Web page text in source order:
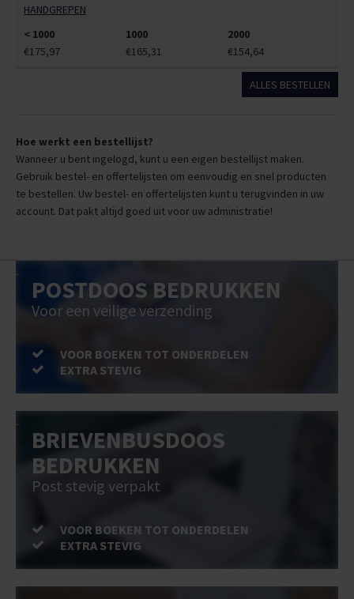
HANDGREPEN
< 1000
1000
2000
€175,97
€165,31 €154,64
ALLES BESTELLEN
Hoe werkt een bestellijst?
Wanneer u bent ingelogd, kunt u een eigen bestellijst maken.
Gebruik bestel- en offertelijsten om eenvoudig en snel producten
te bestellen. Uw bestel- en offertelijsten kunt u terugvinden in uw
account. Dat pakt altijd goed uit voor uw administratie!
POSTDOOS BEDRUKKEN
Voor een veilige verzending
VOOR BOEKEN TOT ONDERDELEN
EXTRA STEVIG
BRIEVENBUSDOOS
BEDRUKKEN
Post stevig verpakt
VOOR BOEKEN TOT ONDERDELEN
EXTRA STEVIG